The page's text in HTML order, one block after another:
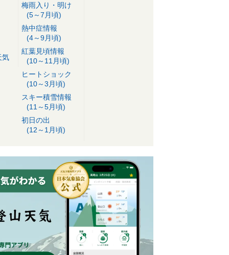
気
梅雨入り・明け
(5～7月頃)
熱中症情報
(4～9月頃)
紅葉見頃情報
(10～11月頃)
ヒートショック
(10～3月頃)
スキー積雪情報
(11～5月頃)
初日の出
(12～1月頃)